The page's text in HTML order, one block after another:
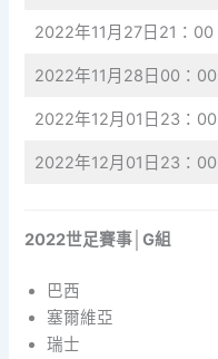
2022年11月27日21：00
2022年11月28日00：00
2022年12月01日23：00
2022年12月01日23：00
2022世足賽事│G組
巴西
塞爾維亞
瑞士